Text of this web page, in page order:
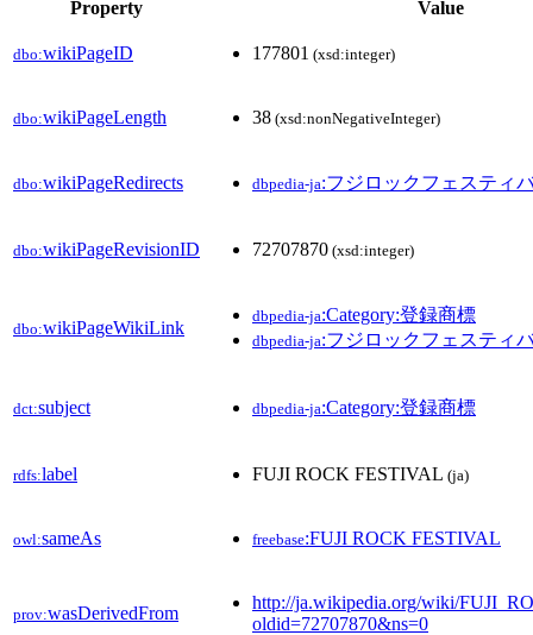
Property Value
dbo:wikiPageID 177801 (xsd:integer)
dbo:wikiPageLength 38 (xsd:nonNegativeInteger)
dbo:wikiPageRedirects dbpedia-ja:フジロックフェスティ
dbo:wikiPageRevisionID 72707870 (xsd:integer)
dbo:wikiPageWikiLink
dbpedia-ja:Category:登録商標
dbpedia-ja:フジロックフェスティ
dct:subject dbpedia-ja:Category:登録商標
rdfs:label FUJI ROCK FESTIVAL (ja)
owl:sameAs freebase:FUJI ROCK FESTIVAL
prov:wasDerivedFrom
http://ja.wikipedia.org/wiki/
oldid=72707870&ns=0